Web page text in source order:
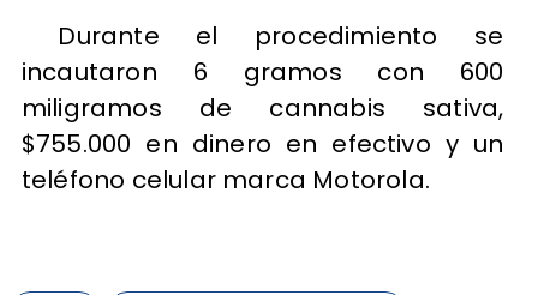
Durante el procedimiento se
incautaron 6 gramos con 600
miligramos de cannabis sativa,
$755.000 en dinero en efectivo y un
teléfono celular marca Motorola.